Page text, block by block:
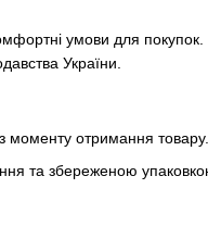
умови для
України.
моменту отримання товару.
та збереженою